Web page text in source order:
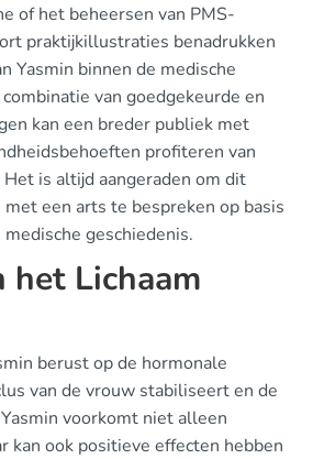
of het beheersen van PMS-
praktijkillustraties benadrukken
Yasmin binnen de medische
van goedgekeurde en
kan een breder publiek met
profiteren van
is altijd aangeraden om dit
een arts te bespreken op basis
geschiedenis.
het Lichaam
berust op de hormonale
van de vrouw stabiliseert en de
voorkomt niet alleen
kan ook positieve effecten hebben